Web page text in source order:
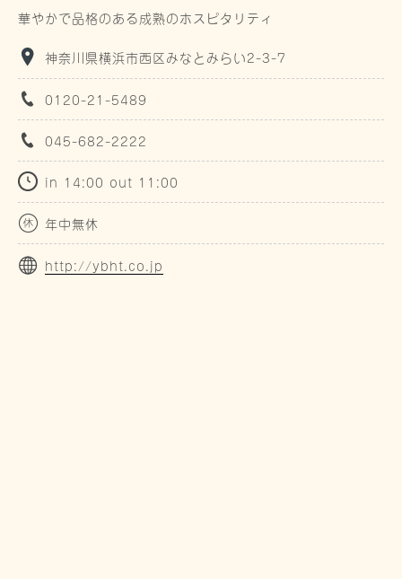
華やかで品格のある成熟のホスピタリティ
神奈川県横浜市西区みなとみらい2-3-7
0120-21-5489
045-682-2222
in 14:00 out 11:00
年中無休
http://ybht.co.jp